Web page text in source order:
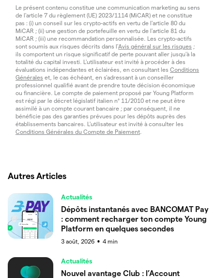
Le présent contenu constitue une communication marketing au sens
de l'article 7 du règlement (UE) 2023/1114 (MiCAR) et ne constitue
pas : (i) un conseil sur les crypto-actifs en vertu de l'article 80 du
MiCAR ; (ii) une gestion de portefeuille en vertu de l'article 81 du
MiCAR ; (iii) une recommandation personnalisée. Les crypto-actifs
sont soumis aux risques décrits dans l'Avis général sur les risques ;
ils comportent un risque significatif de perte pouvant aller jusqu'à la
totalité du capital investi. L'utilisateur est invité à procéder à des
évaluations indépendantes et éclairées, en consultant les Conditions
Générales et, le cas échéant, en s'adressant à un conseiller
professionnel qualifié avant de prendre toute décision économique
ou financière. Le compte de paiement proposé par Young Platform
est régi par le décret législatif italien n° 11/2010 et ne peut être
assimilé à un compte courant bancaire ; par conséquent, il ne
bénéficie pas des garanties prévues pour les dépôts auprès des
établissements bancaires. L'utilisateur est invité à consulter les
Conditions Générales du Compte de Paiement.
Autres Articles
Actualités
Dépôts instantanés avec BANCOMAT Pay
: comment recharger ton compte Young
Platform en quelques secondes
3 août, 2026 ● 4 min
Actualités
Nouvel avantage Club : l’Account